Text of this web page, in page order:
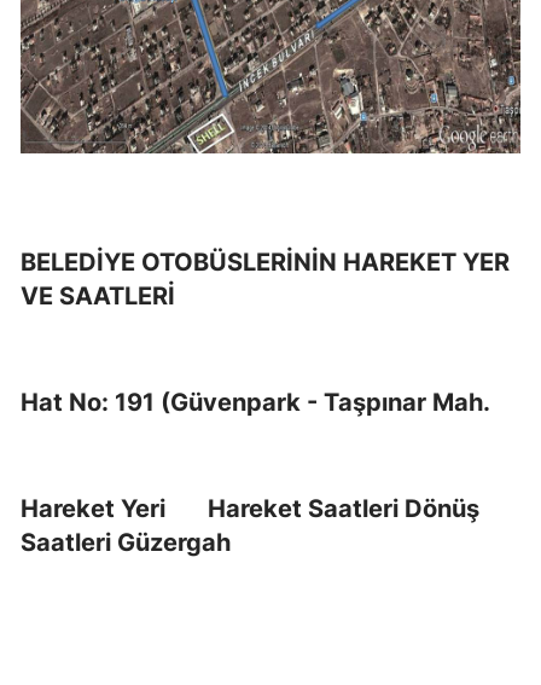
BELEDİYE OTOBÜSLERİNİN HAREKET YER
VE SAATLERİ
Hat No: 191 (Güvenpark - Taşpınar Mah.
Hareket Yeri Hareket Saatleri Dönüş
Saatleri Güzergah